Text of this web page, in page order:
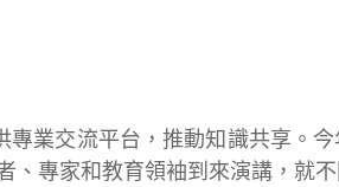
交流平台，推動知識共享。
專家和教育領袖到來演講，就